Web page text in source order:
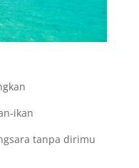
ikan
tanpa dirimu